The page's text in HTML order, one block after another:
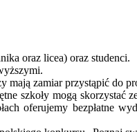
oraz licea) oraz studenci.
mają zamiar przystąpić do
szkoły mogą
oferujemy bezpłatne